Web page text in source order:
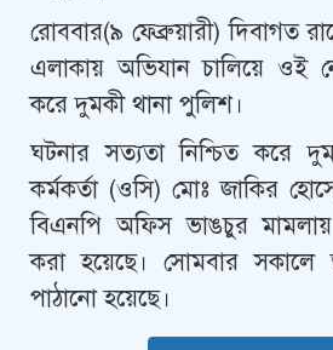
রোববার(৯ ফেব্রুয়ারী) দিবাগত
এলাকায় অভিযান চালিয়ে ওই
করে দুমকী থানা পুলিশ।
ঘটনার সত্যতা নিশ্চিত করে
কর্মকর্তা (ওসি) মোঃ জাকির
বিএনপি অফিস ভাঙচুর
করা হয়েছে। সোমবার সকালে
পাঠানো হয়েছে।